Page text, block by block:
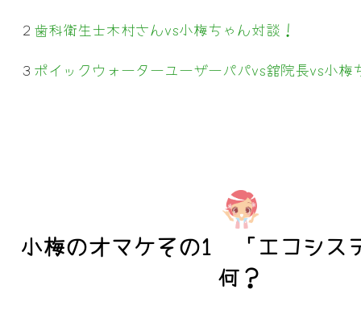
２ 歯科衛生士木村さんvs小梅ちゃん対談！
３ ポイックウォーターユーザーパパvs舘院長vs小梅
小梅のオマケその1 「エコシス
何？